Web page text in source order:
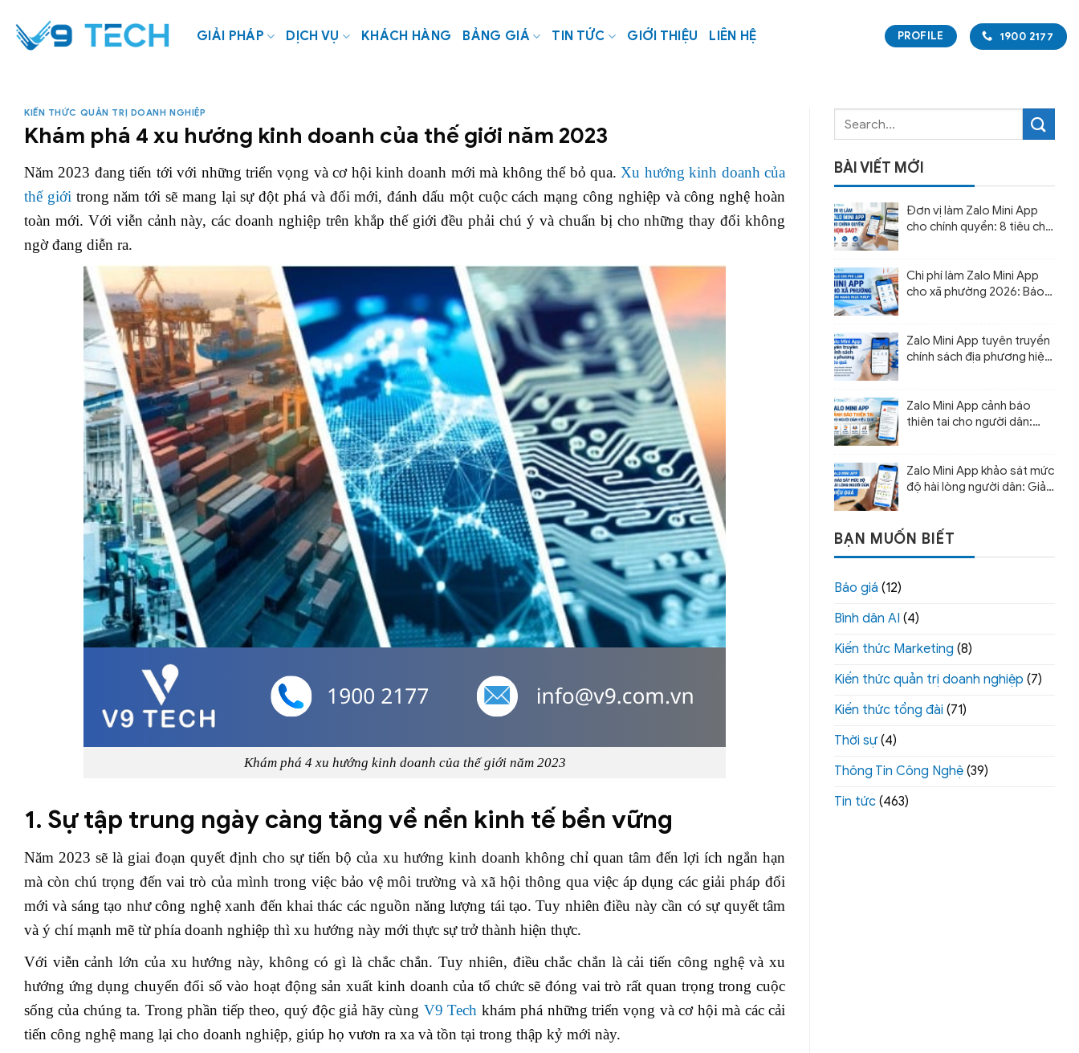
qua
GIẢI PHÁP DỊCH VỤ KHÁCH HÀNG BẢNG GIÁ TIN TỨC GIỚI THIỆU LIÊN HỆ PROFILE 1900 2177
KIẾN THỨC QUẢN TRỊ DOANH NGHIỆP
Khám phá 4 xu hướng kinh doanh của thế giới năm 2023
Năm 2023 đang tiến tới với những triển vọng và cơ hội kinh doanh mới mà không thể bỏ qua. Xu hướng kinh doanh của
thế giới trong năm tới sẽ mang lại sự đột phá và đổi mới, đánh dấu một cuộc cách mạng công nghiệp và công nghệ hoàn
toàn mới. Với viễn cảnh này, các doanh nghiệp trên khắp thế giới đều phải chú ý và chuẩn bị cho những thay đổi không
ngờ đang diễn ra.
Khám phá 4 xu hướng kinh doanh của thế giới năm 2023
1. Sự tập trung ngày càng tăng về nền kinh tế bền vững
Năm 2023 sẽ là giai đoạn quyết định cho sự tiến bộ của xu hướng kinh doanh không chỉ quan tâm đến lợi ích ngắn hạn
mà còn chú trọng đến vai trò của mình trong việc bảo vệ môi trường và xã hội thông qua việc áp dụng các giải pháp đổi
mới và sáng tạo như công nghệ xanh đến khai thác các nguồn năng lượng tái tạo. Tuy nhiên điều này cần có sự quyết tâm
và ý chí mạnh mẽ từ phía doanh nghiệp thì xu hướng này mới thực sự trở thành hiện thực.
Với viễn cảnh lớn của xu hướng này, không có gì là chắc chắn. Tuy nhiên, điều chắc chắn là cải tiến công nghệ và xu
hướng ứng dụng chuyển đổi số vào hoạt động sản xuất kinh doanh của tổ chức sẽ đóng vai trò rất quan trọng trong cuộc
sống của chúng ta. Trong phần tiếp theo, quý độc giả hãy cùng V9 Tech khám phá những triển vọng và cơ hội mà các cải
tiến công nghệ mang lại cho doanh nghiệp, giúp họ vươn ra xa và tồn tại trong thập kỷ mới này.
BÀI VIẾT MỚI
Đơn vị làm Zalo Mini App
cho chính quyền: 8 tiêu chí
Chi phí làm Zalo Mini App
cho xã phường 2026: Báo
Zalo Mini App tuyên truyền
chính sách địa phương hiệu
Zalo Mini App cảnh báo
thiên tai cho người dân:
Zalo Mini App khảo sát mức
độ hài lòng người dân: Giải
BẠN MUỐN BIẾT
Báo giá (12)
Bình dân AI (4)
Kiến thức Marketing (8)
Kiến thức quản trị doanh nghiệp (7)
Kiến thức tổng đài (71)
Thời sự (4)
Thông Tin Công Nghệ (39)
Tin tức (463)